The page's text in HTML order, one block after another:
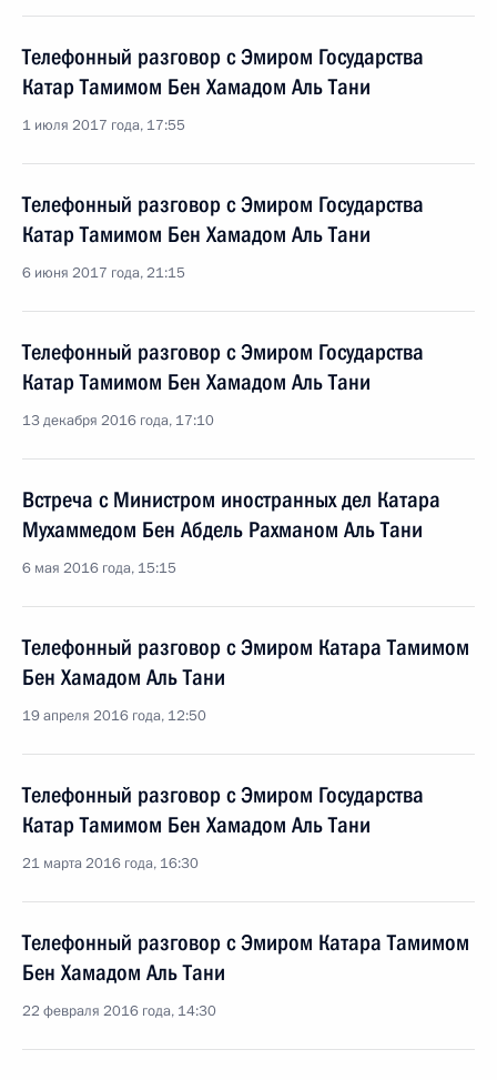
Телефонный разговор с Эмиром Государства
Катар Тамимом Бен Хамадом Аль Тани
1 июля 2017 года, 17:55
Телефонный разговор с Эмиром Государства
Катар Тамимом Бен Хамадом Аль Тани
6 июня 2017 года, 21:15
Телефонный разговор с Эмиром Государства
Катар Тамимом Бен Хамадом Аль Тани
13 декабря 2016 года, 17:10
Встреча с Министром иностранных дел Катара
Мухаммедом Бен Абдель Рахманом Аль Тани
6 мая 2016 года, 15:15
Телефонный разговор с Эмиром Катара Тамимом
Бен Хамадом Аль Тани
19 апреля 2016 года, 12:50
Телефонный разговор с Эмиром Государства
Катар Тамимом Бен Хамадом Аль Тани
21 марта 2016 года, 16:30
Телефонный разговор с Эмиром Катара Тамимом
Бен Хамадом Аль Тани
22 февраля 2016 года, 14:30